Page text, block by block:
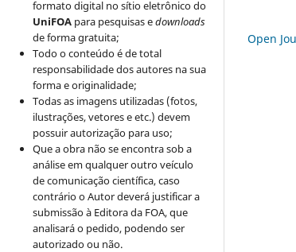
formato digital no sítio eletrônico do
UniFOA para pesquisas edownloads
de forma gratuita;
Todo o conteúdo é de total
responsabilidade dos autores na sua
forma e originalidade;
Todas as imagens utilizadas (fotos,
ilustrações, vetores e etc.) devem
possuir autorização para uso;
Que a obra não se encontra sob a
análise em qualquer outro veículo
de comunicação científica, caso
contrário o Autor deverá justificar a
submissão à Editora da FOA, que
analisará o pedido, podendo ser
autorizado ou não.
Open